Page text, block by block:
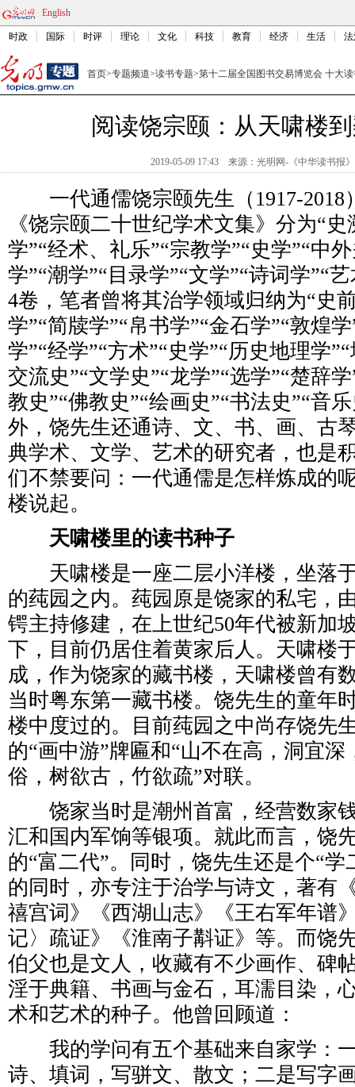
English
时政 国际 时评 理论 文化 科技 教育 经济 生活
首页>专题频道>读书专题>第十二届全国图书交易博览会 十大
阅读饶宗颐：从天啸楼
2019-05-09 17:43 来源： 光明网-《中华读书报》
一代通儒饶宗颐先生（1917-2018
《饶宗颐二十世纪学术文集》分为“史
学”“经术、礼乐”“宗教学”“史学”“中
学”“潮学”“目录学”“文学”“诗词学”“
4卷，笔者曾将其治学领域归纳为“史
学”“简牍学”“帛书学”“金石学”“敦煌
学”“经学”“方术”“史学”“历史地理学
交流史”“文学史”“龙学”“选学”“楚辞
教史”“佛教史”“绘画史”“书法史”“音
外，饶先生还通诗、文、书、画、古
典学术、文学、艺术的研究者，也是
们不禁要问：一代通儒是怎样炼成的
楼说起。
天啸楼里的读书种子
天啸楼是一座二层小洋楼，坐落
的莼园之内。莼园原是饶家的私宅，
锷主持修建，在上世纪50年代被新加
下，目前仍居住着黄家后人。天啸楼
成，作为饶家的藏书楼，天啸楼曾有
当时粤东第一藏书楼。饶先生的童年
楼中度过的。目前莼园之中尚存饶先
的“画中游”牌匾和“山不在高，洞宜
俗，树欲古，竹欲疏”对联。
饶家当时是潮州首富，经营数家
汇和国内军饷等银项。就此而言，饶
的“富二代”。同时，饶先生还是个“学
的同时，亦专注于治学与诗文，著有
禧宫词》《西湖山志》《王右军年谱
记〉疏证》《淮南子斠证》等。而饶
伯父也是文人，收藏有不少画作、碑
淫于典籍、书画与金石，耳濡目染，
术和艺术的种子。他曾回顾道：
我的学问有五个基础来自家学：
诗、填词，写骈文、散文；二是写字